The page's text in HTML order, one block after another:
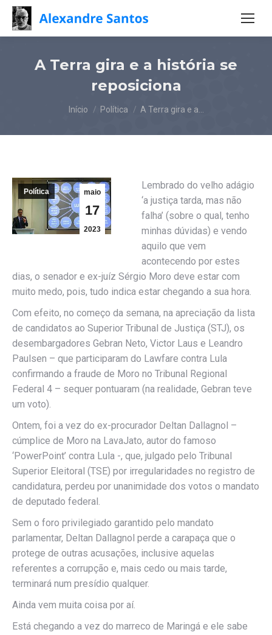
A Terra gira e a história se
reposiciona
Você está aqui:
Início Política A Terra gira e a…
maio
17
2023
Política
Lembrado do velho adágio
‘a justiça tarda, mas não
falha’ (sobre o qual, tenho
minhas dúvidas) e vendo
aquilo que vem
acontecendo por estes
dias, o senador e ex-juíz Sérgio Moro deve estar com
muito medo, pois, tudo indica estar chegando a sua hora.
Com efeito, no começo da semana, na apreciação da lista
de candidatos ao Superior Tribunal de Justiça (STJ), os
desembargadores Gebran Neto, Victor Laus e Leandro
Paulsen – que participaram do Lawfare contra Lula
confirmando a fraude de Moro no Tribunal Regional
Federal 4 – sequer pontuaram (na realidade, Gebran teve
um voto).
Ontem, foi a vez do ex-procurador Deltan Dallagnol –
cúmplice de Moro na LavaJato, autor do famoso
‘PowerPoint’ contra Lula -, que, julgado pelo Tribunal
Superior Eleitoral (TSE) por irregularidades no registro de
candidatura, perdeu por unanimidade dos votos o mandato
de deputado federal.
Sem o foro privilegiado garantido pelo mandato
parlamentar, Deltan Dallagnol perde a carapaça que o
protege de outras acusações, inclusive aquelas
referentes a corrupção e, mais cedo ou mais tarde,
terminará num presídio qualquer.
Ainda vem muita coisa por aí.
Está chegando a vez do marreco de Maringá e ele sabe